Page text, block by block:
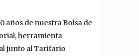
años de nuestra Bolsa de
herramienta
junto al Tarifario